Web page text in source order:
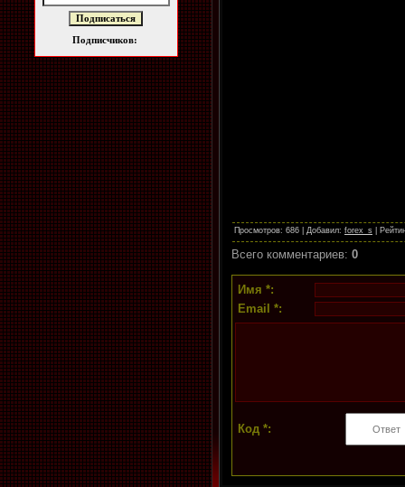
Подписчиков:
Просмотров: 686 | Добавил: forex_s
Всего комментариев: 0
Имя *:
Email *:
Код *: